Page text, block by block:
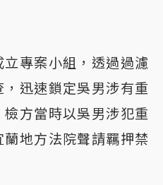
專案小組，透過過濾
迅速鎖定吳男涉有重
方當時以吳男涉犯重
地方法院聲請羈押禁